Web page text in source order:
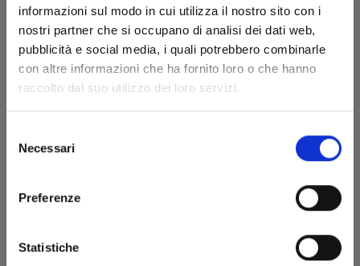
informazioni sul modo in cui utilizza il nostro sito con i
nostri partner che si occupano di analisi dei dati web,
pubblicità e social media, i quali potrebbero combinarle
con altre informazioni che ha fornito loro o che hanno
raccolto dal suo utilizzo dei loro servizi.
delNecessari
Preferenze
Statistiche
€ 5,90